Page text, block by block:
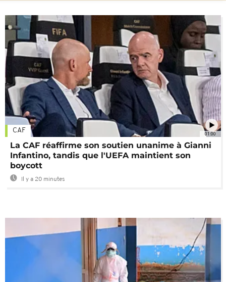
01:00
CAF
La CAF réaffirme son soutien unanime à Gianni
Infantino, tandis que l'UEFA maintient son
boycott
Il y a 20 minutes